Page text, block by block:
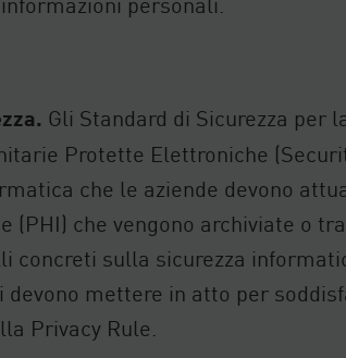
Gli Standard di Sicurezza per
Protette Elettroniche
che le aziende devono
(PHI) che vengono archiviate o
concreti sulla sicurezza
devono mettere in atto per
Privacy Rule.